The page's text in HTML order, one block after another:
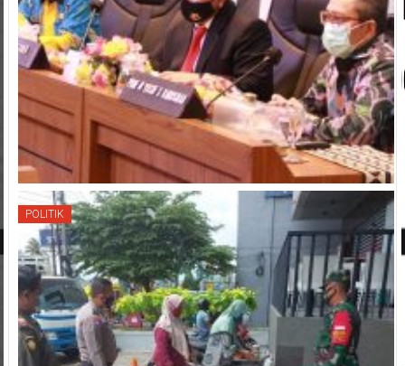
POLITIK